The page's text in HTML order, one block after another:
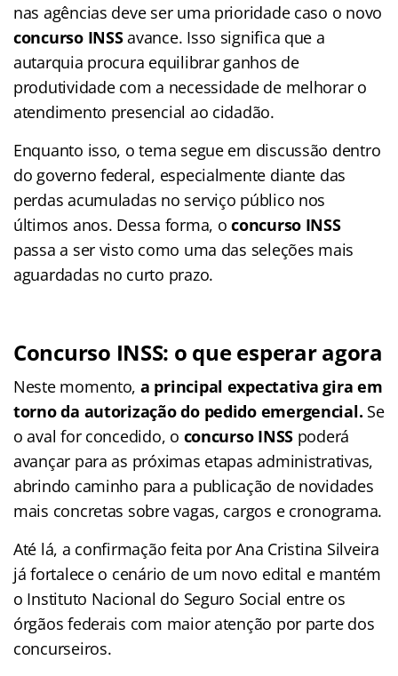
nas agências deve ser uma prioridade caso o novo
concurso INSSavance. Isso significa que a
autarquia procura equilibrar ganhos de
produtividade com a necessidade de melhorar o
atendimento presencial ao cidadão.
Enquanto isso, o tema segue em discussão dentro
do governo federal, especialmente diante das
perdas acumuladas no serviço público nos
últimos anos. Dessa forma, oconcurso INSS
passa a ser visto como uma das seleções mais
aguardadas no curto prazo.
Concurso INSS: o que esperar agora
Neste momento, a principal expectativa gira em
torno da autorização do pedido emergencial. Se
o aval for concedido, o concurso INSS poderá
avançar para as próximas etapas administrativas,
abrindo caminho para a publicação de novidades
mais concretas sobre vagas, cargos e cronograma.
Até lá, a confirmação feita por Ana Cristina Silveira
já fortalece o cenário de um novo edital e mantém
o Instituto Nacional do Seguro Social entre os
órgãos federais com maior atenção por parte dos
concurseiros.